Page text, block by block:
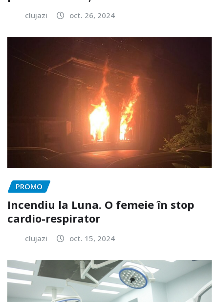
clujazi oct. 26, 2024
PROMO
Incendiu la Luna. O femeie în stop
cardio-respirator
clujazi oct. 15, 2024